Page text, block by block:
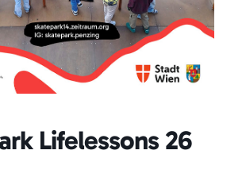
Lifelessons 26